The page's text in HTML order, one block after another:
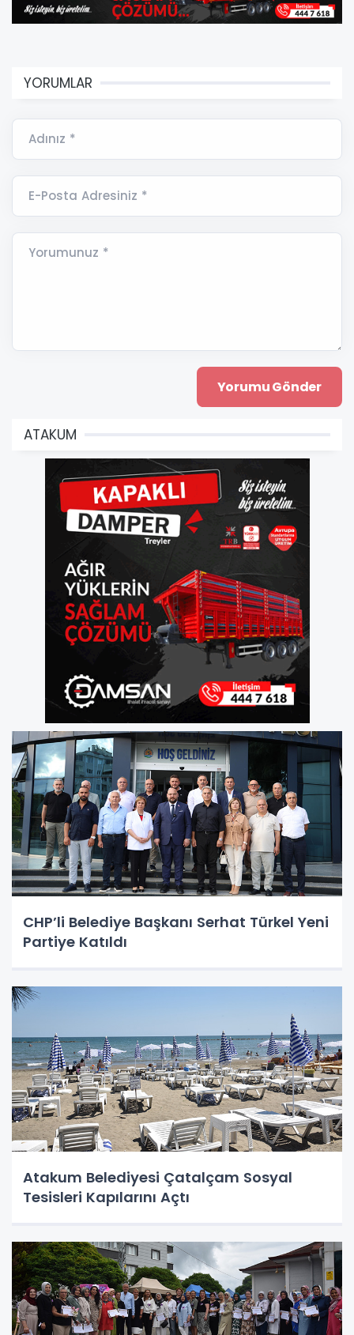
YORUMLAR
Adınız *
E-Posta Adresiniz *
Yorumunuz *
ATAKUM
CHP’li Belediye Başkanı Serhat Türkel Yeni
Partiye Katıldı
Atakum Belediyesi Çatalçam Sosyal
Tesisleri Kapılarını Açtı